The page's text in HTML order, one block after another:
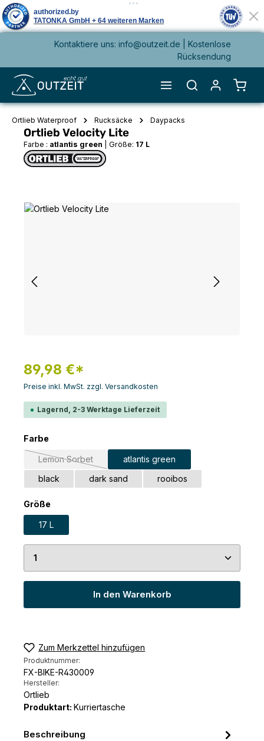
springenKontaktiere uns: info@outzeit.de | Kostenlose
Rücksendung
Ortlieb Waterproof Rucksäcke Daypacks
Ortlieb Velocity Lite
Farbe : atlantis green Größe: 17 L
Bildergalerie überspringen
89,98 €*
Preise inkl. MwSt. zzgl. Versandkosten
Lagernd, 2-3 Werktage Lieferzeit
Farbeauswählen
Lemon Sorbet
(Diese Option ist zurzeit nicht verfügbar.)
atlantis green
black
dark sand rooibos
Größeauswählen
17 L
Produkt Anzahl: Gib den gewünschten Wert
In den Warenkorb
Zum Merkzettel hinzufügen
Produktnummer:
FX-BIKE-R430009
Hersteller:
Ortlieb
Produktart: Kurriertasche
Beschreibung